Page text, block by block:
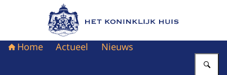
Naar de homepage van Het Koninklijk Huis
Home Actueel Nieuws